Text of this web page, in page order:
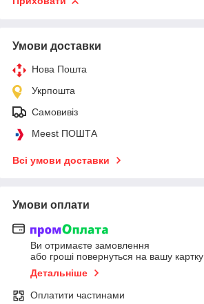
Умови доставки
Нова Пошта
Укрпошта
Самовивіз
Meest ПОШТА
Всі умови доставки
Умови оплати
Ви отримаєте замовлення
або гроші повернуться на вашу картку
Детальніше
Оплатити частинами